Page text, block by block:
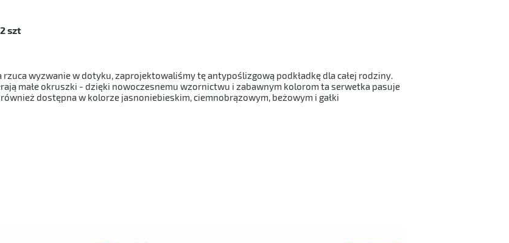
szt
wyzwanie w dotyku, zaprojektowaliśmy tę antypoślizgową podkładkę dla całej rodziny.
małe okruszki - dzięki nowoczesnemu wzornictwu i zabawnym kolorom ta serwetka pasuje
dostępna w kolorze jasnoniebieskim, ciemnobrązowym, beżowym i gałki